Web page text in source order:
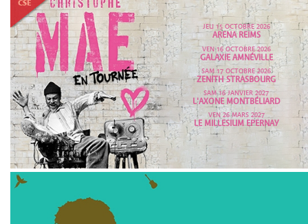
JEU 15 OCTOBRE 2026
ARENA REIMS
VEN 16 OCTOBRE 2026
GALAXIE AMNÉVILLE
SAM 17 OCTOBRE 2026
ZENITH STRASBOURG
SAM 16 JANVIER 2027
L'AXONE MONTBÉLIARD
VEN 26 MARS 2027
LE MILLESIUM EPERNAY